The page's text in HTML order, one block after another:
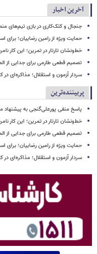
آخرین اخبار
جنجال و کتک‌کاری در بازی تیم‌های
حمایت ویژه از رامین رضاییان؛ برای
خط‌ونشان تارتار در تمرین؛ این کار
تصمیم قطعی طارمی برای جدایی از
سردار آزمون و استقلال؛ مذاکره‌ای در
پربیننده‌ترین
پاسخ منفی پورعلی‌گنجی به پیشنهاد
خط‌ونشان تارتار در تمرین؛ این کار
تصمیم قطعی طارمی برای جدایی از
حمایت ویژه از رامین رضاییان؛ برای
سردار آزمون و استقلال؛ مذاکره‌ای در